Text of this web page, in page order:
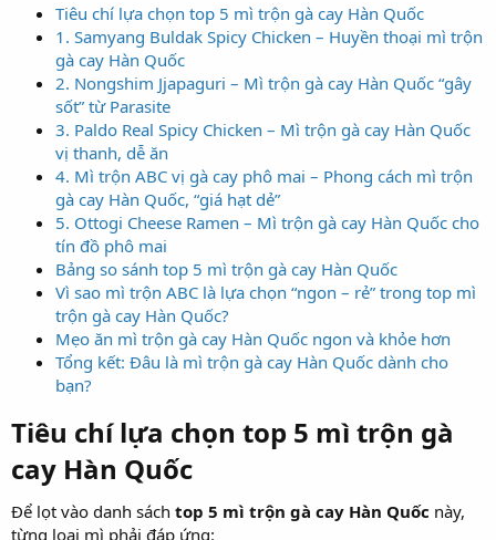
Tiêu chí lựa chọn top 5 mì trộn gà cay Hàn Quốc
1. Samyang Buldak Spicy Chicken – Huyền thoại mì trộn
gà cay Hàn Quốc
2. Nongshim Jjapaguri – Mì trộn gà cay Hàn Quốc “gây
sốt” từ Parasite
3. Paldo Real Spicy Chicken – Mì trộn gà cay Hàn Quốc
vị thanh, dễ ăn
4. Mì trộn ABC vị gà cay phô mai – Phong cách mì trộn
gà cay Hàn Quốc, “giá hạt dẻ”
5. Ottogi Cheese Ramen – Mì trộn gà cay Hàn Quốc cho
tín đồ phô mai
Bảng so sánh top 5 mì trộn gà cay Hàn Quốc
Vì sao mì trộn ABC là lựa chọn “ngon – rẻ” trong top mì
trộn gà cay Hàn Quốc?
Mẹo ăn mì trộn gà cay Hàn Quốc ngon và khỏe hơn
Tổng kết: Đâu là mì trộn gà cay Hàn Quốc dành cho
bạn?
Tiêu chí lựa chọn top 5 mì trộn gà
cay Hàn Quốc​
Để lọt vào danh sách top 5 mì trộn gà cay Hàn Quốc này,
từng loại mì phải đáp ứng: